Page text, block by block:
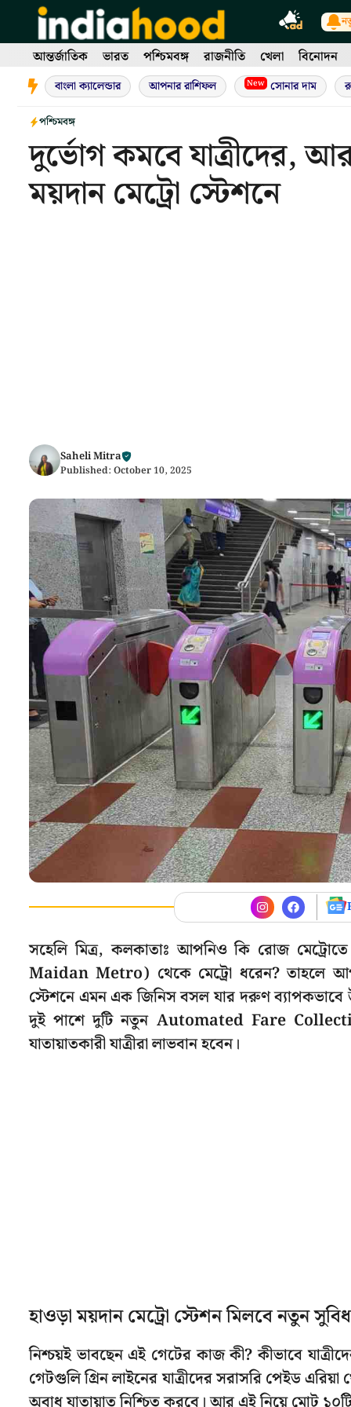
contentআন্তর্জাতিক ভারত পশ্চিমবঙ্গ রাজনীতি খেলা বিনোদন
বাংলা ক্যালেন্ডার আপনার রাশিফল New সোনার দাম
পশ্চিমবঙ্গ
দুর্ভোগ কমবে যাত্রীদের,
ময়দান মেট্রো স্টেশনে
Saheli Mitra
Published: October 10, 2025
সহেলি মিত্র, কলকাতাঃ আপনিও কি রোজ
Maidan Metro) থেকে মেট্রো ধরেন? তাহলে
স্টেশনে এমন এক জিনিস বসল যার দরুণ ব্যাপকভাবে
দুই পাশে দুটি নতুন Automated Fare
যাতায়াতকারী যাত্রীরা লাভবান হবেন।
হাওড়া ময়দান মেট্রো স্টেশন মিলবে নতুন
নিশ্চয়ই ভাবছেন এই গেটের কাজ কী? কীভাবে
গেটগুলি গ্রিন লাইনের যাত্রীদের সরাসরি পেইড
অবাধ যাতায়াত নিশ্চিত করবে। আর এই নিয়ে মোট